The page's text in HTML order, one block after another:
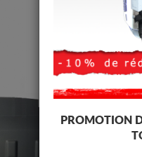
PROMOTION